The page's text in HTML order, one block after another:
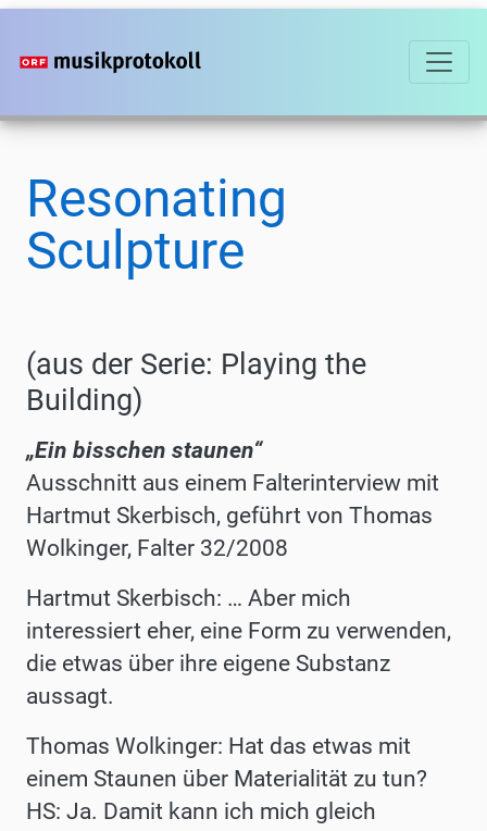
Direkt
zum
Resonating
Sculpture
(aus der Serie: Playing the
Building)
„Ein bisschen staunen“
Ausschnitt aus einem Falterinterview mit
Hartmut Skerbisch, geführt von Thomas
Wolkinger, Falter 32/2008
Hartmut Skerbisch: … Aber mich
interessiert eher, eine Form zu verwenden,
die etwas über ihre eigene Substanz
aussagt.
Thomas Wolkinger: Hat das etwas mit
einem Staunen über Materialität zu tun?
HS: Ja. Damit kann ich mich gleich